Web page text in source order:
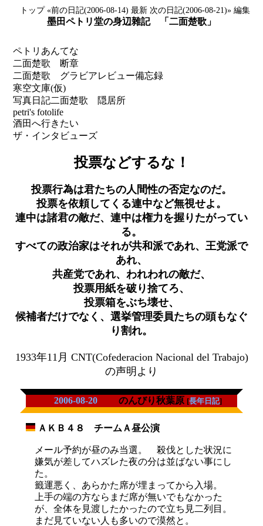
トップ «前の日記(2006-08-14) 最新 次の日記(2006-08-21)» 編集
墨田ペトリ堂の身辺雜記 「二面楚歌」
ペトリあんてな
二面楚歌 断章
二面楚歌 グラビアレビュー備忘録
寒空文庫(仮)
写真日記二面楚歌 隠居所
petri's fotolife
酒田へ行きたい
ザ・インタビューズ
投票などするな！
投票行為は君たちの人間性の否定なのだ。
投票を依頼してくる連中など無視せよ。
連中は諸君の敵だ、連中は権力を握りたがってい
る。
すべての政治家はそれが共和派であれ、王党派で
あれ、
共産党であれ、われわれの敵だ、
投票用紙を破り捨てろ、
投票箱をぶち壊せ、
候補者だけでなく、選挙管理委員たちの頭もなぐ
り割れ。
1933年11月 CNT(Cofederacion Nacional del Trabajo)
の声明より
2006-08-20 のんびり秋葉原 [長年日記]
ＡＫＢ４８ チームＡ昼公演
メール予約が昼のみ当選。 殺伐とした状況に
嫌気が差してハズレた夜の分は並ばない事にし
た。
籤運悪く、あらかた席が埋まってから入場。
上手の端の方ならまだ席が無いでもなかった
が、全体を見渡したかったので立ち見二列目。
まだ見ていない人も多いので漠然と。